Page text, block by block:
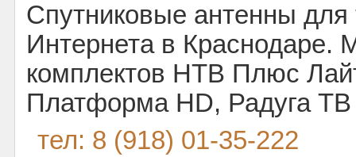
Спутниковые антенны для
Интернета в Краснодаре.
комплектов НТВ Плюс
Платформа HD, Радуга ТВ
тел: 8 (918) 01-35-222